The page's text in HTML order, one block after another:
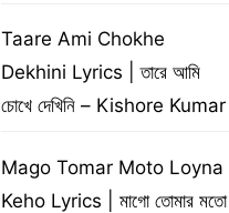
Taare Ami Chokhe
Dekhini Lyrics | তারে আমি
চোখে দেখিনি – Kishore Kumar
Mago Tomar Moto Loyna
Keho Lyrics | মাগো তোমার মতো